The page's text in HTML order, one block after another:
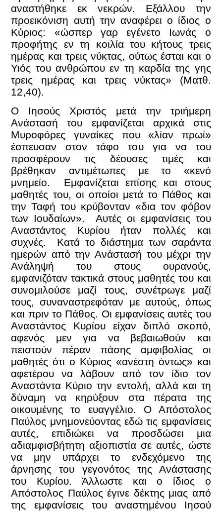
αναστήθηκε εκ νεκρών. Εξάλλου την
προεικόνιση αυτή την αναφέρει ο ίδιος ο
Κύριος: «ώσπερ γαρ εγένετο Ιωνάς ο
προφήτης εν τη κοιλία του κήτους τρεις
ημέρας και τρεις νύκτας, ούτως έσται και ο
Υιός του ανθρώπου εν τη καρδία της γης
τρεις ημέρας και τρεις νύκτας» (Ματθ.
12,40).
Ο Ιησούς Χριστός μετά την τριήμερη
Ανάστασή του εμφανίζεται αρχικά στις
Μυροφόρες γυναίκες που «λίαν πρωί»
έσπευσαν στον τάφο του για να του
προσφέρουν τις δέουσες τιμές και
βρέθηκαν αντιμέτωπες με το «κενό
μνημείο. Εμφανίζεται επίσης και στους
μαθητές του, οι οποίοι μετά το Πάθος και
την Ταφή του κρύβονταν «δια τον φόβον
των Ιουδαίων». Αυτές οι εμφανίσεις του
Αναστάντος Κυρίου ήταν πολλές και
συχνές. Κατά το διάστημα των σαράντα
ημερών από την Ανάστασή του μέχρι την
Ανάληψή του στους ουρανούς,
εμφανιζόταν τακτικά στους μαθητές του και
συνομιλούσε μαζί τους, συνέτρωγε μαζί
τους, συναναστρεφόταν με αυτούς, όπως
και πριν το Πάθος. Οι εμφανίσεις αυτές του
Αναστάντος Κυρίου είχαν διπλό σκοπό,
αφενός μεν για να βεβαιωθούν και
πειστούν πέραν πάσης αμφιβολίας οι
μαθητές ότι ο Κύριος «ανέστη όντως» και
αφετέρου να λάβουν από τον ίδιο τον
Αναστάντα Κύριο την εντολή, αλλά και τη
δύναμη να κηρύξουν στα πέρατα της
οικουμένης το ευαγγέλιο. Ο Απόστολος
Παύλος μνημονεύοντας εδώ τις εμφανίσεις
αυτές, επιδιώκει να προσδώσει μια
αδιαμφισβήτητη αξιοπιστία σε αυτές, ώστε
να μην υπάρχει το ενδεχόμενο της
άρνησης του γεγονότος της Ανάστασης
του Κυρίου. Άλλωστε και ο ίδιος ο
Απόστολος Παύλος έγινε δέκτης μιας από
της εμφανίσεις του αναστημένου Ιησού